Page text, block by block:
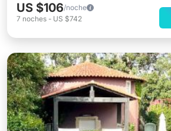
US $106/noche
7 noches - US $742